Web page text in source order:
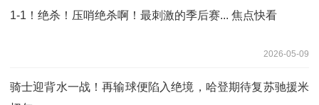
1-1！绝杀！压哨绝杀啊！最刺激的季后赛... 焦点快看
2026-05-09
骑士迎背水一战！再输球便陷入绝境，哈登期待复苏驰援米